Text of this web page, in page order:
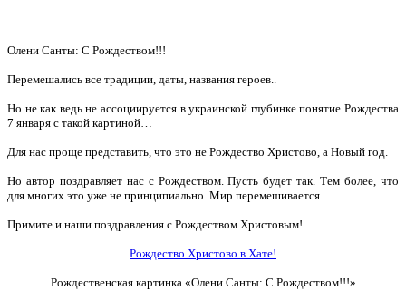
Олени Санты: С Рождеством!!!
Перемешались все традиции, даты, названия героев..
Но не как ведь не ассоциируется в украинской глубинке понятие Рождества
7 января с такой картиной…
Для нас проще представить, что это не Рождество Христово, а Новый год.
Но автор поздравляет нас с Рождеством. Пусть будет так. Тем более, что
для многих это уже не принципиально. Мир перемешивается.
Примите и наши поздравления с Рождеством Христовым!
Рождество Христово в Хате!
Рождественская картинка «Олени Санты: С Рождеством!!!»